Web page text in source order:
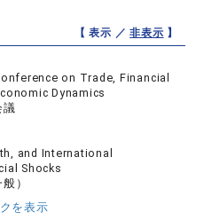
【 表示 ／非表示 】
on Trade, Financial
Dynamics
議
and International
Shocks
）
を表示